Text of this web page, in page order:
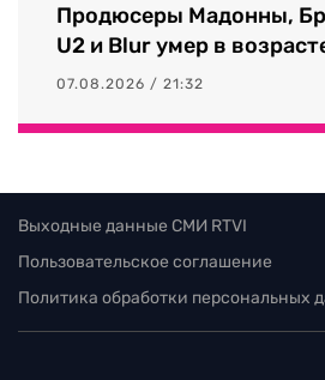
Продюсеры Мадонны,
U2 и Blur умер в
07.08.2026 / 21:32
Выходные данные СМИ RTVI
Пользовательское соглашение
Политика обработки персональных